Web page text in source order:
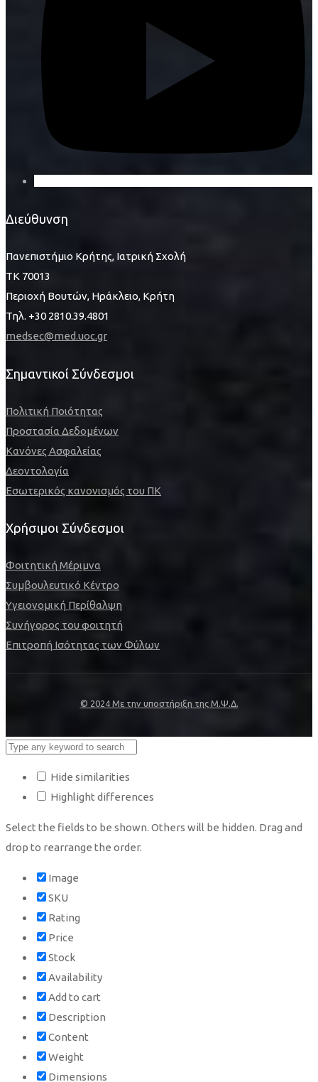
Διεύθυνση
Πανεπιστήμιο Κρήτης, Ιατρική Σχολή
ΤΚ 70013
Περιοχή Βουτών, Ηράκλειο, Κρήτη
Τηλ. +30 2810.39.4801
medsec@med.uoc.gr
Σημαντικοί Σύνδεσμοι
Πολιτική Ποιότητας
Προστασία Δεδομένων
Κανόνες Ασφαλείας
Δεοντολογία
Εσωτερικός κανονισμός του ΠΚ
Χρήσιμοι Σύνδεσμοι
Φοιτητική Μέριμνα
Συμβουλευτικό Κέντρο
Υγειονομική Περίθαλψη
Συνήγορος του φοιτητή
Επιτροπή Ισότητας των Φύλων
© 2024 Με την υποστήριξη της Μ.Ψ.Δ.
Hide similarities
Highlight differences
Select the fields to be shown. Others will be hidden. Drag and
drop to rearrange the order.
Image
SKU
Rating
Price
Stock
Availability
Add to cart
Description
Content
Weight
Dimensions